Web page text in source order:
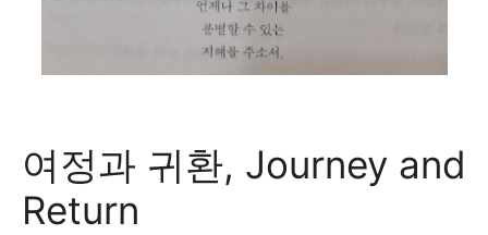
여정과 귀환, Journey and
Return